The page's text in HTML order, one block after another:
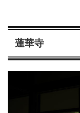
蓮華寺